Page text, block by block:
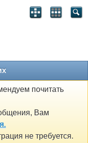
почитать
Вам
не требуется.